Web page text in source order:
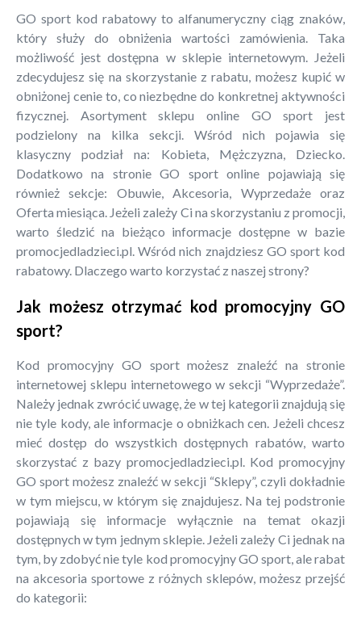
GO sport kod rabatowy to alfanumeryczny ciąg znaków,
który służy do obniżenia wartości zamówienia. Taka
możliwość jest dostępna w sklepie internetowym. Jeżeli
zdecydujesz się na skorzystanie z rabatu, możesz kupić w
obniżonej cenie to, co niezbędne do konkretnej aktywności
fizycznej. Asortyment sklepu online GO sport jest
podzielony na kilka sekcji. Wśród nich pojawia się
klasyczny podział na: Kobieta, Mężczyzna, Dziecko.
Dodatkowo na stronie GO sport online pojawiają się
również sekcje: Obuwie, Akcesoria, Wyprzedaże oraz
Oferta miesiąca. Jeżeli zależy Ci na skorzystaniu z promocji,
warto śledzić na bieżąco informacje dostępne w bazie
promocjedladzieci.pl. Wśród nich znajdziesz GO sport kod
rabatowy. Dlaczego warto korzystać z naszej strony?
Jak możesz otrzymać kod promocyjny GO
sport?
Kod promocyjny GO sport możesz znaleźć na stronie
internetowej sklepu internetowego w sekcji “Wyprzedaże”.
Należy jednak zwrócić uwagę, że w tej kategorii znajdują się
nie tyle kody, ale informacje o obniżkach cen. Jeżeli chcesz
mieć dostęp do wszystkich dostępnych rabatów, warto
skorzystać z bazy promocjedladzieci.pl. Kod promocyjny
GO sport możesz znaleźć w sekcji “Sklepy”, czyli dokładnie
w tym miejscu, w którym się znajdujesz. Na tej podstronie
pojawiają się informacje wyłącznie na temat okazji
dostępnych w tym jednym sklepie. Jeżeli zależy Ci jednak na
tym, by zdobyć nie tyle kod promocyjny GO sport, ale rabat
na akcesoria sportowe z różnych sklepów, możesz przejść
do kategorii: